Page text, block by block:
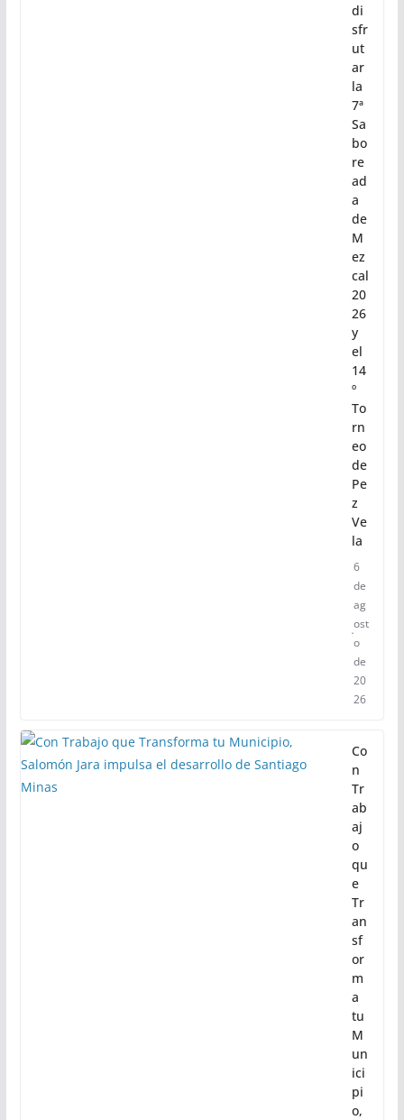
di
sfr
ut
ar
la
7ª
Sa
bo
re
ad
a
de
M
ez
cal
20
26
y
el
14
º
To
rn
eo
de
Pe
z
Ve
la
6
de
ag
ost
o
de
20
26
Co
n
Tr
ab
aj
o
qu
e
Tr
an
sf
or
m
a
tu
M
un
ici
pi
o,